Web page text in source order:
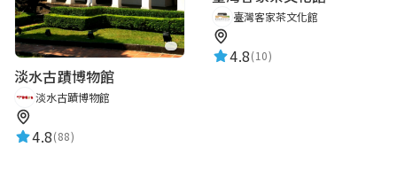
淡水古蹟博物館
淡水古蹟博物館
4.8(88)
臺灣客家茶文化館
4.8(10)